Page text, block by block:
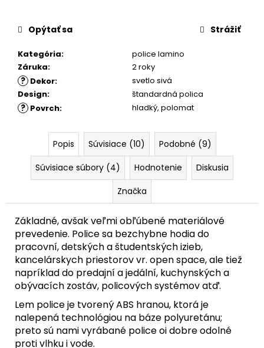
Kategória:
police lamino
Záruka: 2 roky
? Dekor:
svetlo sivá
Design: štandardná polica
? Povrch: hladký, polomat
Opýtať sa Strážiť
Popis Súvisiace (10)
Podobné (9)
Súvisiace súbory (4)
Hodnotenie
Diskusia
Značka
Základné, avšak veľmi obľúbené materiálové
prevedenie. Police sa bezchybne hodia do
pracovní, detských a študentských izieb,
kancelárskych priestorov vr. open space, ale tiež
napríklad do predajní a jedální, kuchynských a
obývacích zostáv, policových systémov atď.
Lem police je tvorený ABS hranou, ktorá je
nalepená technológiou na báze polyuretánu;
preto sú nami vyrábané police oi dobre odolné
proti vlhku i vode.